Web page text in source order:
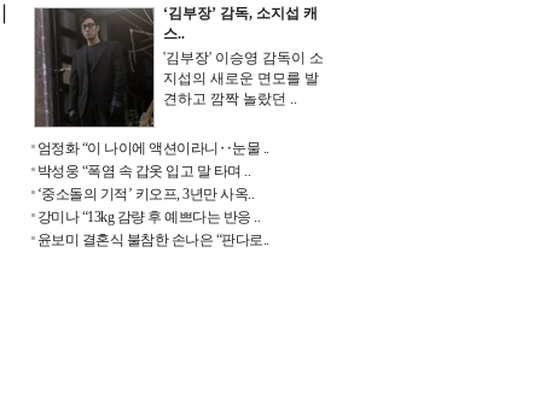
‘김부장’ 감독, 소지섭 캐
스..
'김부장' 이승영 감독이 소
지섭의 새로운 면모를 발
견하고 깜짝 놀랐던 ..
엄정화 “이 나이에 액션이라니‥눈물 ..
박성웅 “폭염 속 갑옷 입고 말 타며 ..
‘중소돌의 기적’ 키오프, 3년만 사옥..
강미나 “13kg 감량 후 예쁘다는 반응 ..
윤보미 결혼식 불참한 손나은 “판다로..